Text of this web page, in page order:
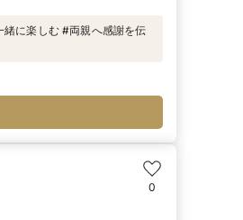
に楽しむ #両親へ感謝を伝
0